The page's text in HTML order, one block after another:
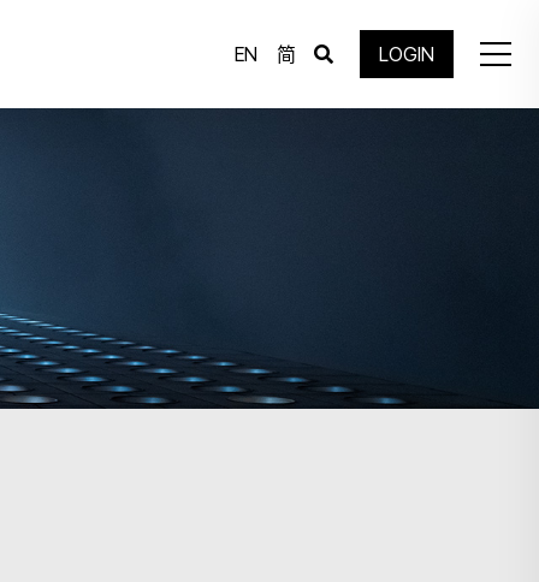
EN 简 LOGIN